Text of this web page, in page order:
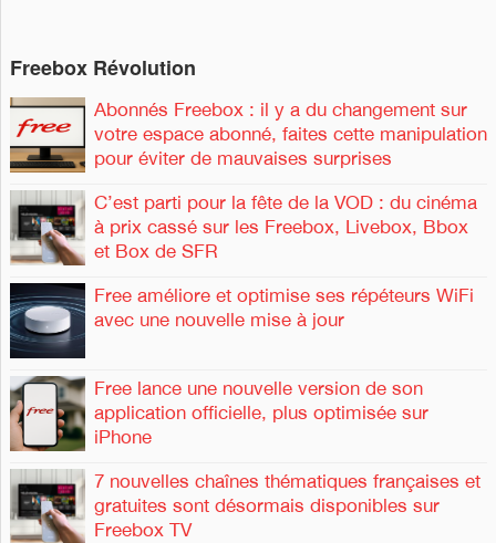
Freebox Révolution
Abonnés Freebox : il y a du changement sur
votre espace abonné, faites cette manipulation
pour éviter de mauvaises surprises
C’est parti pour la fête de la VOD : du cinéma
à prix cassé sur les Freebox, Livebox, Bbox
et Box de SFR
Free améliore et optimise ses répéteurs WiFi
avec une nouvelle mise à jour
Free lance une nouvelle version de son
application officielle, plus optimisée sur
iPhone
7 nouvelles chaînes thématiques françaises et
gratuites sont désormais disponibles sur
Freebox TV